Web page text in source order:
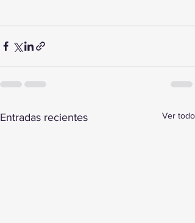
Entradas recientes Ver todo